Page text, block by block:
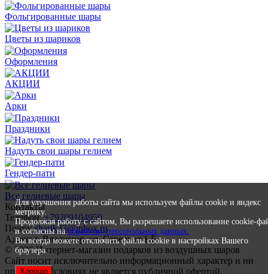
Фольгированные шары
Цветы из шариков
Оформления
АКЦИИ
Арки
Праздники
Надуть свои шары гелием
Гендер-пати
Все гелиевые шары
Контакты
Телефон:+79209104959
Почта:sharik33@inbox.ru
Адрес: г. Владимир, ул. Северная 1 Б
© 2026 Интернет-магазин подарков из воздушных шаров
Сайт носит исключительно информационный характер и ни
при каких условиях не является публичной офертой,
Для улучшения работы сайта мы используем файлы cookie и яндекс
метрику.
Продолжая работу с сайтом, Вы разрешаете использование cookie-
и согласны наобработку персональных данных.
Вы всегда можете отключить файлы cookie в настройках Вашего
браузера.
Хорошо